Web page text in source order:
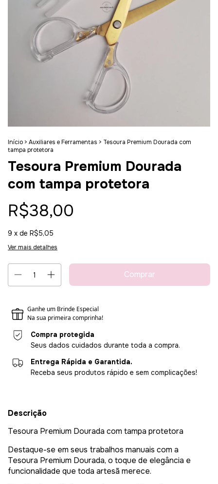
Início > Auxiliares e Ferramentas > Tesoura Premium Dourada com
tampa protetora
Tesoura Premium Dourada
com tampa protetora
R$38,00
9 x de R$5,05
Ver mais detalhes
Compra protegida
Seus dados cuidados durante toda a compra.
Entrega Rápida e Garantida.
Receba seus produtos rápido e sem complicações!
Descrição
Tesoura Premium Dourada com tampa protetora
Destaque-se em seus trabalhos manuais com a
Tesoura Premium Dourada, o toque de elegância e
funcionalidade que toda artesã merece.